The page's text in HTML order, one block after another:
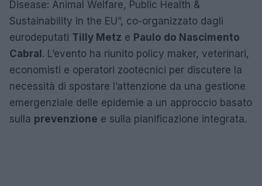
Disease: Animal Welfare, Public Health &
Sustainability in the EU”, co-organizzato dagli
eurodeputati Tilly Metz e Paulo do Nascimento
Cabral . L’evento ha riunito policy maker, veterinari,
economisti e operatori zootecnici per discutere la
necessità di spostare l’attenzione da una gestione
emergenziale delle epidemie a un approccio basato
sulla prevenzione e sulla pianificazione integrata.